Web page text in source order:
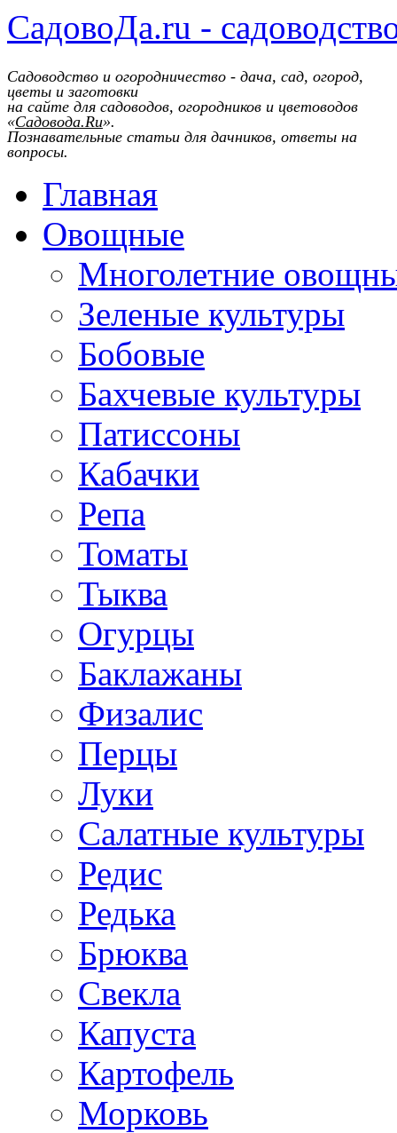
СадовоДа.ru -
Садоводство и огородничество - дача, сад, огород,
цветы и заготовки
на сайте для садоводов, огородников и цветоводов
«Садовода.Ru».
Познавательные статьи для дачников, ответы на
вопросы.
Главная
Овощные
Многолетние
Зеленые культуры
Бобовые
Бахчевые культуры
Патиссоны
Кабачки
Репа
Томаты
Тыква
Огурцы
Баклажаны
Физалис
Перцы
Луки
Салатные культуры
Редис
Редька
Брюква
Свекла
Капуста
Картофель
Морковь